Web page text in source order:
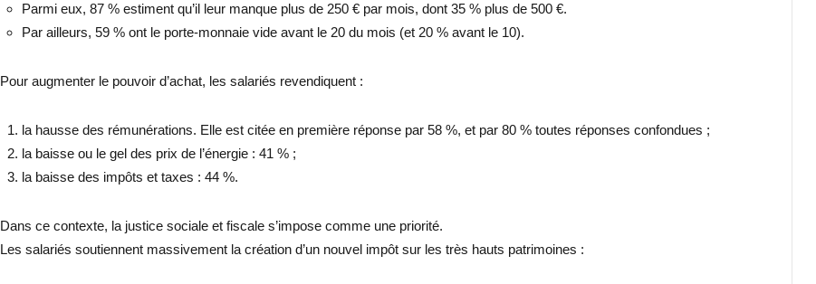
Parmi eux, 87 % estiment qu’il leur manque plus de 250 € par mois, dont 35 % plus de 500 €.
Par ailleurs, 59 % ont le porte-monnaie vide avant le 20 du mois (et 20 % avant le 10).
Pour augmenter le pouvoir d’achat, les salariés revendiquent :
la hausse des rémunérations. Elle est citée en première réponse par 58 %, et par 80 % toutes réponses confondues ;
la baisse ou le gel des prix de l’énergie : 41 % ;
la baisse des impôts et taxes : 44 %.
Dans ce contexte, la justice sociale et fiscale s’impose comme une priorité.
Les salariés soutiennent massivement la création d’un nouvel impôt sur les très hauts patrimoines :